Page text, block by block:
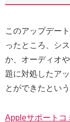
このアップデー
ったところ、シ
か、オーディオ
題に対処したア
とができたという
Appleサポートコ